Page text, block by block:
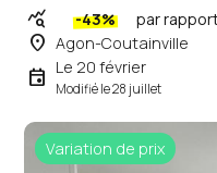
query_stats -43% par
place Agon-Coutainville
event Le 20 février
Modifié le 28 juillet
Variation de prix